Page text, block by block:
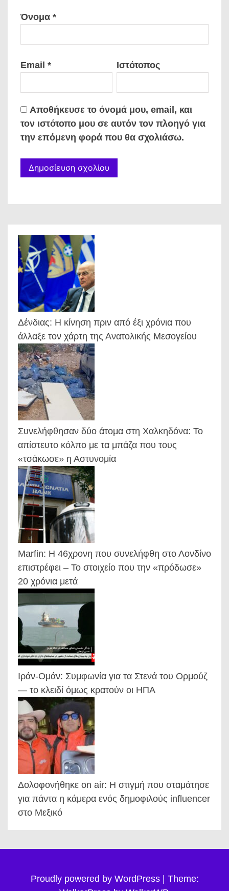
Όνομα *
Email * Ιστότοπος
Αποθήκευσε το όνομά μου, email, και
τον ιστότοπο μου σε αυτόν τον πλοηγό για
την επόμενη φορά που θα σχολιάσω.
Δένδιας: Η κίνηση πριν από έξι χρόνια που
άλλαξε τον χάρτη της Ανατολικής Μεσογείου
Συνελήφθησαν δύο άτομα στη Χαλκηδόνα: Το
απίστευτο κόλπο με τα μπάζα που τους
«τσάκωσε» η Αστυνομία
Marfin: Η 46χρονη που συνελήφθη στο Λονδίνο
επιστρέφει – Το στοιχείο που την «πρόδωσε»
20 χρόνια μετά
Ιράν-Ομάν: Συμφωνία για τα Στενά του Ορμούζ
— το κλειδί όμως κρατούν οι ΗΠΑ
Δολοφονήθηκε on air: Η στιγμή που σταμάτησε
για πάντα η κάμερα ενός δημοφιλούς influencer
στο Μεξικό
Proudly powered by WordPress
Theme: